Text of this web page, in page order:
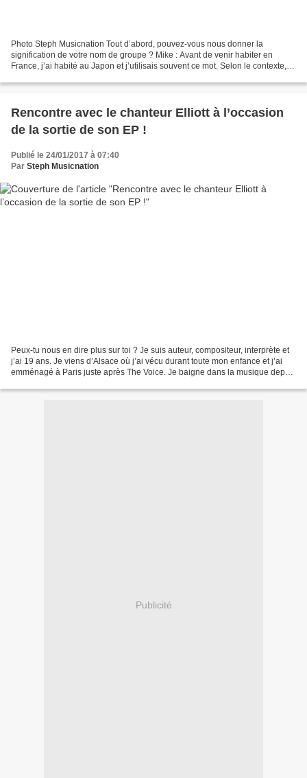
Photo Steph Musicnation Tout d’abord, pouvez-vous nous donner la
signification de votre nom de groupe ? Mike : Avant de venir habiter en
France, j’ai habité au Japon et j’utilisais souvent ce mot. Selon le contexte,
Rencontre avec le chanteur Elliott à l’occasion
de la sortie de son EP !
Publié le 24/01/2017 à 07:40
Par Steph Musicnation
Peux-tu nous en dire plus sur toi ? Je suis auteur, compositeur, interprète et
j’ai 19 ans. Je viens d’Alsace où j’ai vécu durant toute mon enfance et j’ai
emménagé à Paris juste après The Voice. Je baigne dans la musique depuis
Publicité